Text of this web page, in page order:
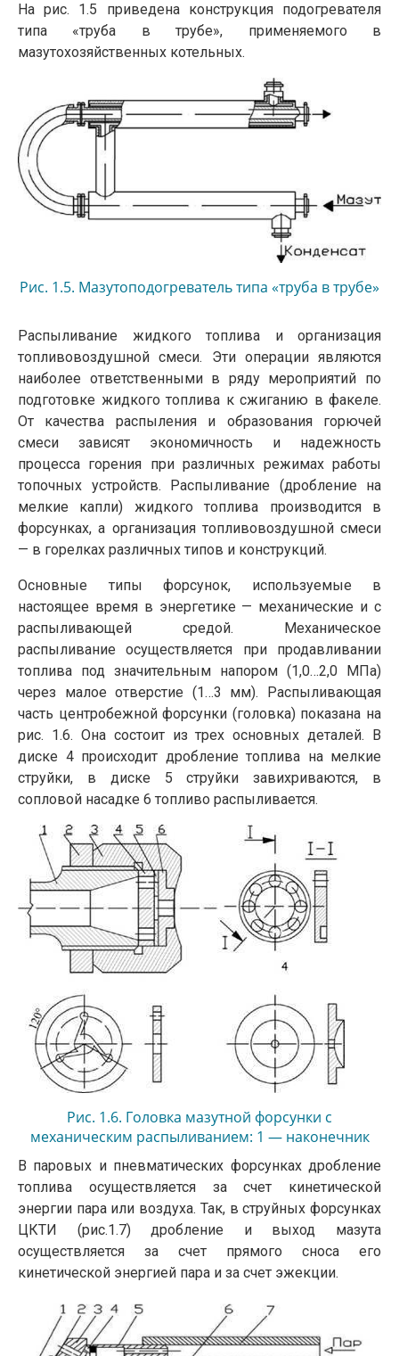
На рис. 1.5 приведена конструкция подогревателя
типа «труба в трубе», применяемого в
мазутохозяйственных котельных.
Рис. 1.5. Мазутоподогреватель типа «труба в трубе»
Распыливание жидкого топлива и организация
топливовоздушной смеси. Эти операции являются
наиболее ответственными в ряду мероприятий по
подготовке жидкого топлива к сжиганию в факеле.
От качества распыления и образования горючей
смеси зависят экономичность и надежность
процесса горения при различных режимах работы
топочных устройств. Распыливание (дробление на
мелкие капли) жидкого топлива производится в
форсунках, а организация топливовоздушной смеси
— в горелках различных типов и конструкций.
Основные типы форсунок, используемые в
настоящее время в энергетике — механические и с
распыливающей средой. Механическое
распыливание осуществляется при продавливании
топлива под значительным напором (1,0…2,0 МПа)
через малое отверстие (1…3 мм). Распыливающая
часть центробежной форсунки (головка) показана на
рис. 1.6. Она состоит из трех основных деталей. В
диске 4 происходит дробление топлива на мелкие
струйки, в диске 5 струйки завихриваются, в
сопловой насадке 6 топливо распыливается.
Рис. 1.6. Головка мазутной форсунки с
механическим распыливанием: 1 — наконечник
головки; 2 — гайка стопорная; 3 — гайка накидная;
4 — диск распределительный; 5 — диск
завихривающий; 6 — насадка сопловая
В паровых и пневматических форсунках дробление
топлива осуществляется за счет кинетической
энергии пара или воздуха. Так, в струйных форсунках
ЦКТИ (рис.1.7) дробление и выход мазута
осуществляется за счет прямого сноса его
кинетической энергией пара и за счет эжекции.